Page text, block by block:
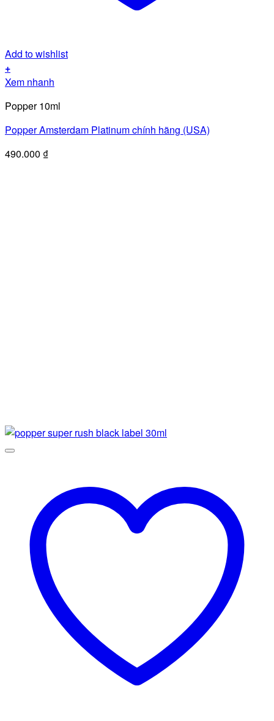
Add to wishlist
+
Xem nhanh
Popper 10ml
Popper Amsterdam Platinum chính hãng (USA)
490.000 ₫